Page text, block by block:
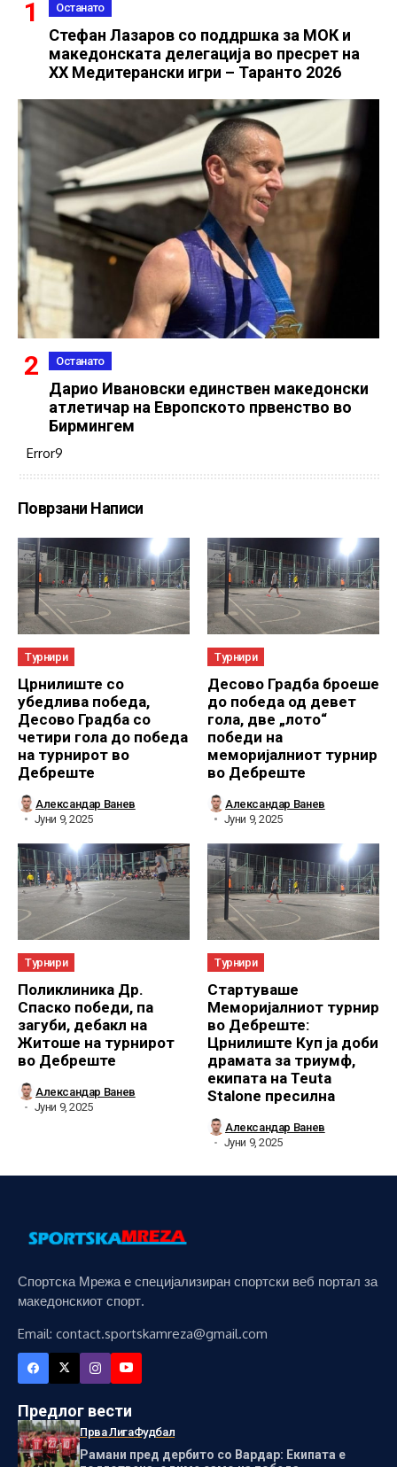
Останато
Стефан Лазаров со поддршка за МОК и
македонската делегација во пресрет на
XX Медитерански игри – Таранто 2026
Останато
Дарио Ивановски единствен македонски
атлетичар на Европското првенство во
Бирмингем
Error9
Поврзани Написи
Турнири
Црнилиште со
убедлива победа,
Десово Градба со
четири гола до победа
на турнирот во
Дебреште
Александар Ванев
Јуни 9, 2025
Турнири
Десово Градба броеше
до победа од девет
гола, две „лото“
победи на
меморијалниот турнир
во Дебреште
Александар Ванев
Јуни 9, 2025
Турнири
Поликлиника Др.
Спаско победи, па
загуби, дебакл на
Житоше на турнирот
во Дебреште
Александар Ванев
Јуни 9, 2025
Турнири
Стартуваше
Меморијалниот турнир
во Дебреште:
Црнилиште Куп ја доби
драмата за триумф,
екипата на Teuta
Stalone пресилна
Александар Ванев
Јуни 9, 2025
Спортска Мрежа е специјализиран спортски веб портал за
македонскиот спорт.
Email: contact.sportskamreza@gmail.com
Предлог вести
Прва ЛигаФудбал
Рамани пред дербито со Вардар: Екипата е